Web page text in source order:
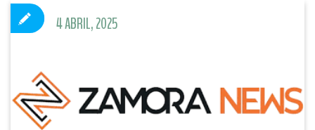
4 ABRIL, 2025